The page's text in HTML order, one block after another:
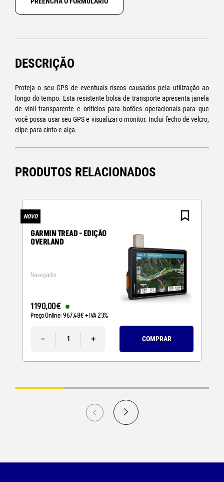
DESCRIÇÃO
Proteja o seu GPS de eventuais riscos causados pela utilização ao
longo do tempo. Esta resistente bolsa de transporte apresenta janela
de vinil transparente e orifícios para botões operacionais para que
você possa usar seu GPS e visualizar o monitor. Inclui fecho de velcro,
clipe para cinto e alça.
PRODUTOS RELACIONADOS
NOVO
GARMIN TREAD - EDIÇÃO
OVERLAND
Navegador
1190,00€
Preço Online:967,48€+ IVA 23%
- + COMPRAR